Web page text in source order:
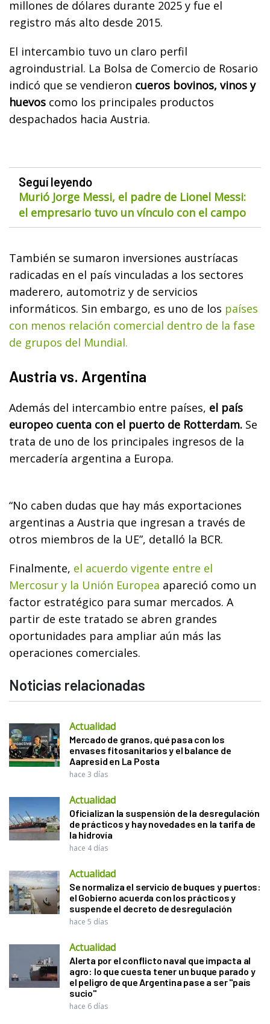
millones de dólares durante 2025 y fue el
registro más alto desde 2015.
El intercambio tuvo un claro perfil
agroindustrial. La Bolsa de Comercio de Rosario
indicó que se vendieron cueros bovinos, vinos y
huevos como los principales productos
despachados hacia Austria.
Seguí leyendo
Murió Jorge Messi, el padre de Lionel Messi:
el empresario tuvo un vínculo con el campo
También se sumaron inversiones austríacas
radicadas en el país vinculadas a los sectores
maderero, automotriz y de servicios
informáticos. Sin embargo, es uno de los países
con menos relación comercial dentro de la fase
de grupos del Mundial.
Austria vs. Argentina
Además del intercambio entre países, el país
europeo cuenta con el puerto de Rotterdam. Se
trata de uno de los principales ingresos de la
mercadería argentina a Europa.
“No caben dudas que hay más exportaciones
argentinas a Austria que ingresan a través de
otros miembros de la UE”, detalló la BCR.
Finalmente, el acuerdo vigente entre el
Mercosur y la Unión Europea apareció como un
factor estratégico para sumar mercados. A
partir de este tratado se abren grandes
oportunidades para ampliar aún más las
operaciones comerciales.
Noticias relacionadas
Actualidad
Mercado de granos, qué pasa con los
envases fitosanitarios y el balance de
Aapresid en La Posta
hace 3 días
Actualidad
Oficializan la suspensión de la desregulación
de prácticos y hay novedades en la tarifa de
la hidrovía
hace 4 días
Actualidad
Se normaliza el servicio de buques y puertos:
el Gobierno acuerda con los prácticos y
suspende el decreto de desregulación
hace 5 días
Actualidad
Alerta por el conflicto naval que impacta al
agro: lo que cuesta tener un buque parado y
el peligro de que Argentina pase a ser "país
sucio"
hace 6 días